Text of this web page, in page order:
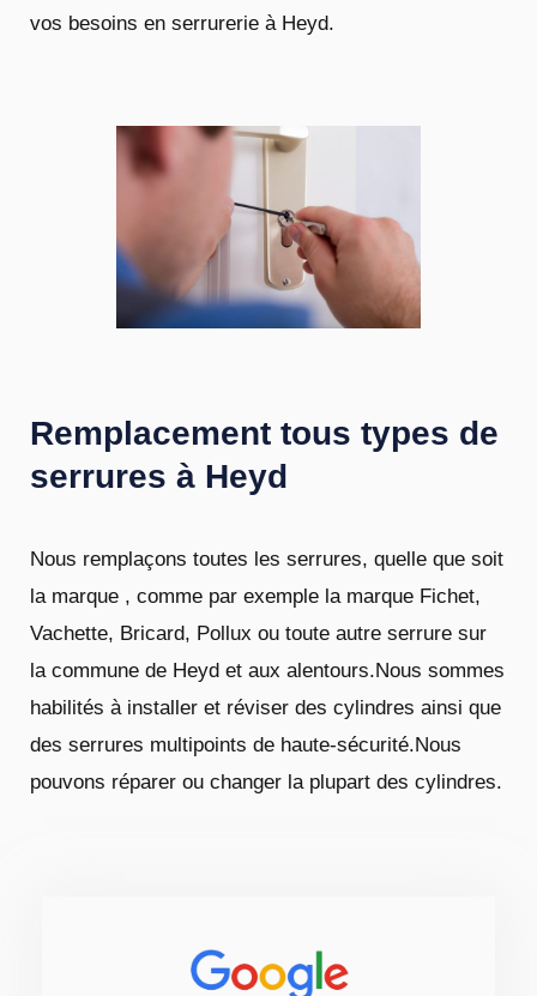
vos besoins en serrurerie à Heyd.
Remplacement tous types de
serrures à Heyd
Nous remplaçons toutes les serrures, quelle que soit
la marque , comme par exemple la marque Fichet,
Vachette, Bricard, Pollux ou toute autre serrure sur
la commune de Heyd et aux alentours.Nous sommes
habilités à installer et réviser des cylindres ainsi que
des serrures multipoints de haute-sécurité.Nous
pouvons réparer ou changer la plupart des cylindres.